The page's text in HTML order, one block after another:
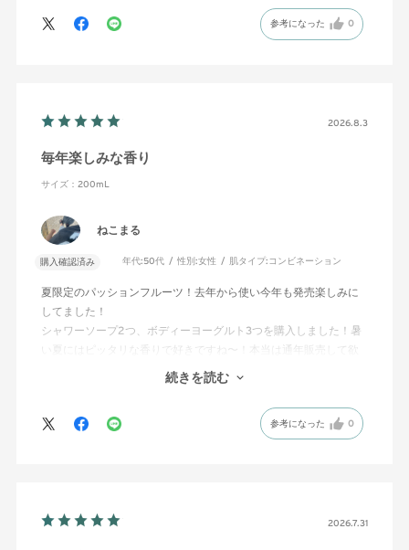
参考になった 0
2026.8.3
毎年楽しみな香り
サイズ：200mL
ねこまる
購入確認済み 年代: 50代 性別:女性 肌タイプ: コンビネーション
夏限定のパッションフルーツ！去年から使い今年も発売楽しみに
してました！
シャワーソープ2つ、ボディーヨーグルト3つを購入しました！暑
い夏にはピッタリな香りで好きですね〜！本当は通年販売して欲
ボディーヨーグルトはベタベタせず、サラッとした使い心地と夏
一気に海辺に来たような気分になれました！
続きを読む
参考になった 0
2026.7.31